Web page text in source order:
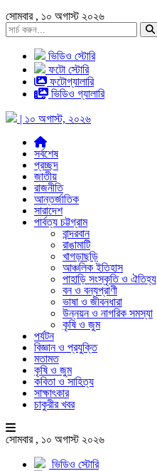
সোমবার , ১০ অগাস্ট ২০২৬
ভিডিও স্টোরি
ফটো স্টোরি
ফটোগ্যালারি
ভিডিও গ্যালারি
| ১০ অগাস্ট, ২০২৬
সর্বশেষ
প্রচ্ছদ
জাতীয়
রাজনীতি
আন্তর্জাতিক
সারাদেশ
পার্বত্য চট্টগ্রাম
বান্দরবান
রাঙামাটি
খাগড়াছড়ি
আঞ্চলিক ইতিহাস
পাহাড়ি সংস্কৃতি ও ঐতিহ্য
বন ও বন্যপ্রাণী
ভাষা ও জীবনধারা
উন্নয়ন ও নাগরিক সমস্যা
কৃষি ও জুম
পর্যটন
বিজ্ঞান ও প্রযুক্তি
মতামত
কৃষি ও জুম
কবিতা ও সাহিত্য
সাক্ষাৎকার
চাকুরীর খবর
সোমবার , ১০ অগাস্ট ২০২৬
ভিডিও স্টোরি